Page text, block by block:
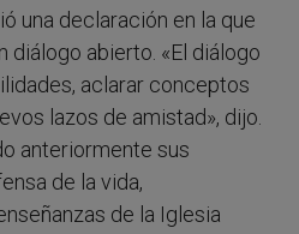
una declaración en la que
diálogo abierto. «El diálogo
aclarar conceptos
lazos de amistad», dijo.
anteriormente sus
de la vida,
de la Iglesia